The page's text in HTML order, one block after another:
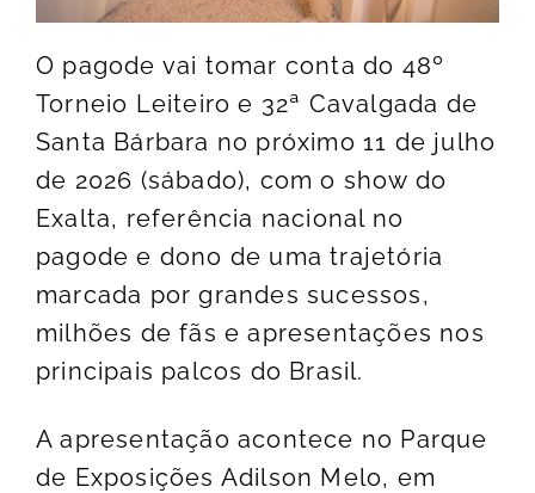
O pagode vai tomar conta do 48º
Torneio Leiteiro e 32ª Cavalgada de
Santa Bárbara no próximo 11 de julho
de 2026 (sábado), com o show do
Exalta, referência nacional no
pagode e dono de uma trajetória
marcada por grandes sucessos,
milhões de fãs e apresentações nos
principais palcos do Brasil.
A apresentação acontece no Parque
de Exposições Adilson Melo, em